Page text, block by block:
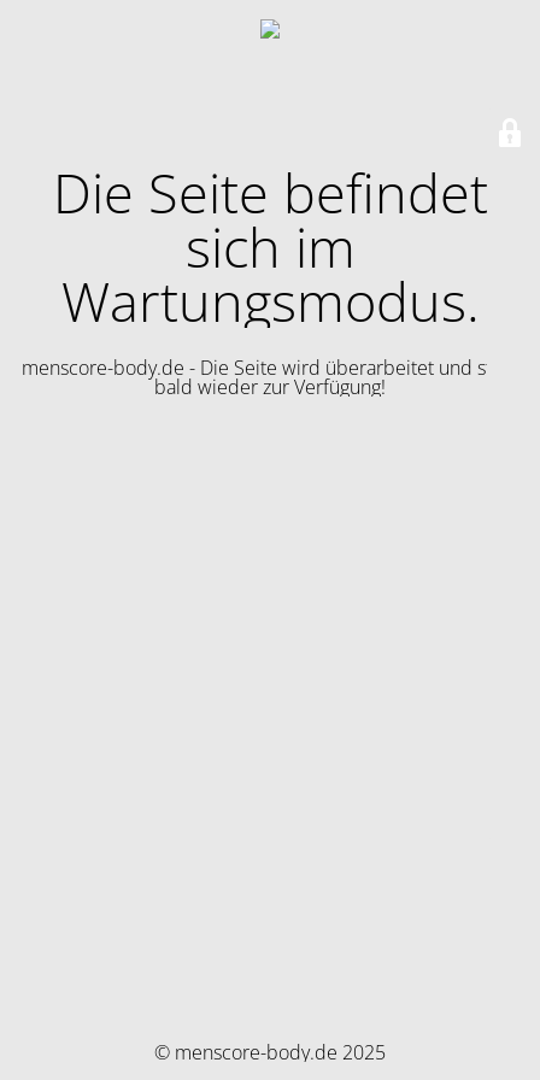
Die Seite befindet
sich im
Wartungsmodus.
menscore-body.de - Die Seite wird überarbeitet und steht
bald wieder zur Verfügung!
© menscore-body.de 2025